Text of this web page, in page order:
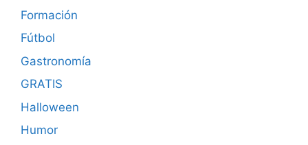
Formación
Fútbol
Gastronomía
GRATIS
Halloween
Humor